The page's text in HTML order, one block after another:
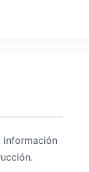
información